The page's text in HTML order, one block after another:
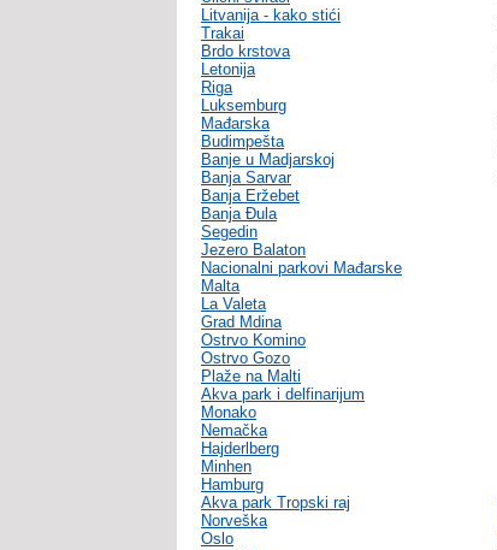
Litvanija - kako stići
Trakai
Brdo krstova
Letonija
Riga
Luksemburg
Mađarska
Budimpešta
Banje u Madjarskoj
Banja Sarvar
Banja Eržebet
Banja Ðula
Segedin
Jezero Balaton
Nacionalni parkovi Mađarske
Malta
La Valeta
Grad Mdina
Ostrvo Komino
Ostrvo Gozo
Plaže na Malti
Akva park i delfinarijum
Monako
Nemačka
Hajderlberg
Minhen
Hamburg
Akva park Tropski raj
Norveška
Oslo